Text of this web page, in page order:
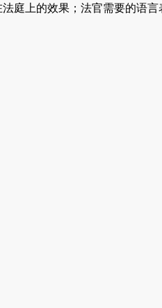
庭上的效果；法官需要的语言